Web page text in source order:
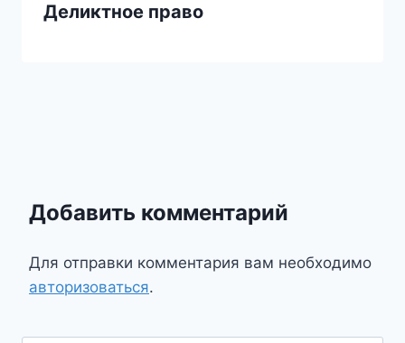
Деликтное право
Добавить комментарий
Для отправки комментария вам необходимо
авторизоваться.